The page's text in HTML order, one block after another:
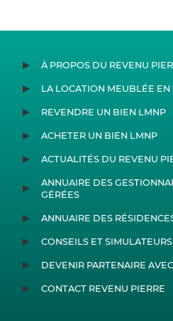
À PROPOS DU REVENU
LA LOCATION MEUBLÉE EN
REVENDRE UN BIEN LMNP
ACHETER UN BIEN LMNP
ACTUALITÉS DU REVENU
ANNUAIRE DES
GÉRÉES
ANNUAIRE DES
CONSEILS ET
DEVENIR PARTENAIRE
CONTACT REVENU PIERRE